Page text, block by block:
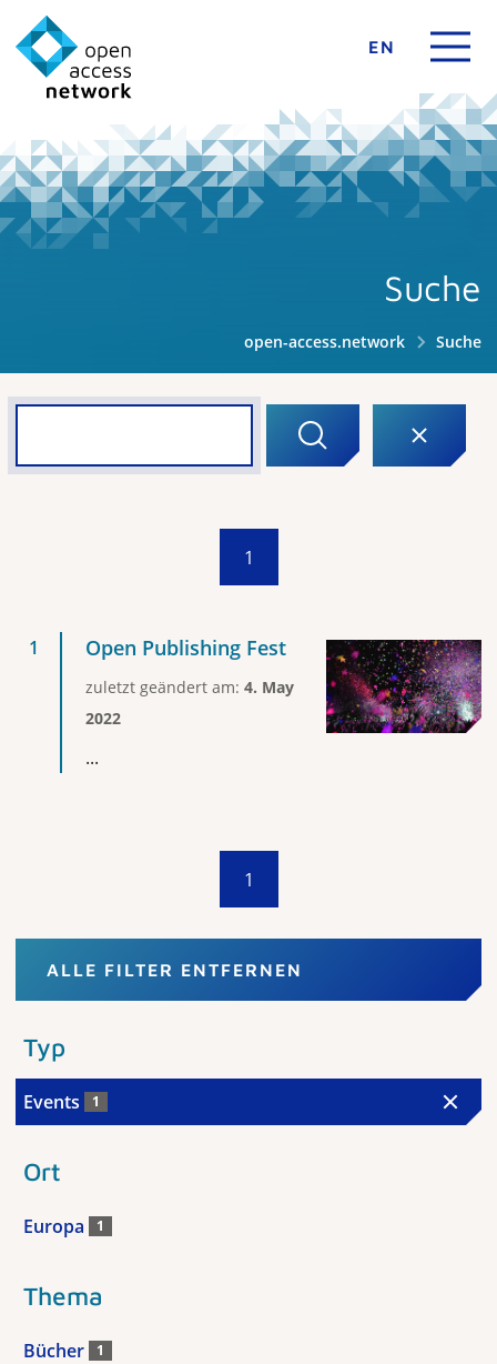
EN
Suche
open-access.network Suche
1
Open Publishing Fest
zuletzt geändert am: 4. May
2022
...
1
ALLE FILTER ENTFERNEN
Typ
Events 1
Ort
Europa 1
Thema
Bücher 1